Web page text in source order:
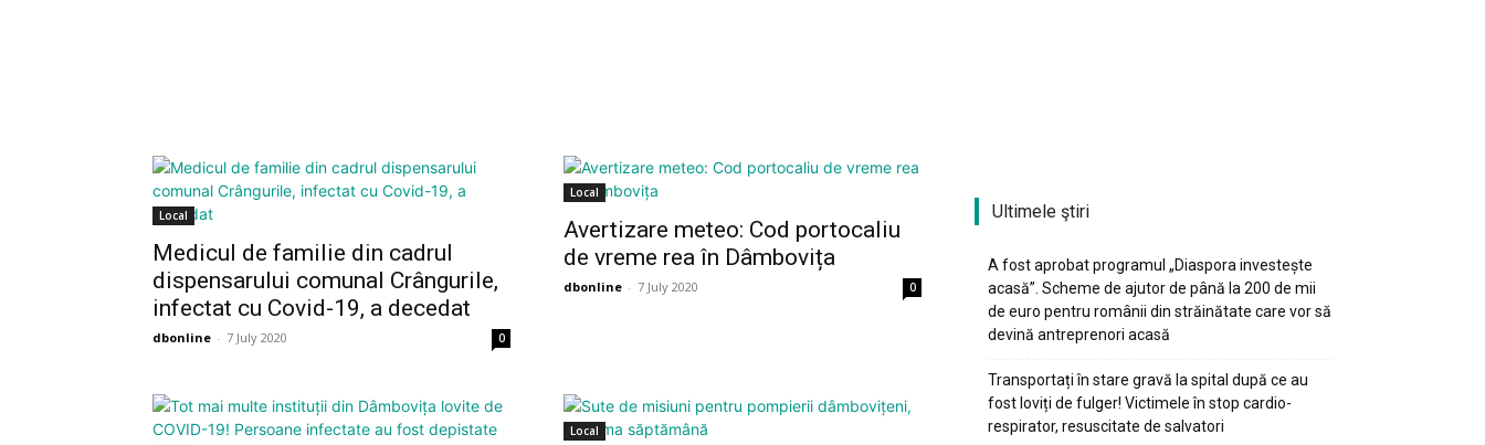
Local
Medicul de familie din cadrul
dispensarului comunal Crângurile,
infectat cu Covid-19, a decedat
dbonline - 7 July 2020 0
Local
Avertizare meteo: Cod portocaliu
de vreme rea în Dâmbovița
dbonline - 7 July 2020 0
Local
Ultimele ştiri
A fost aprobat programul „Diaspora investește
acasă”. Scheme de ajutor de până la 200 de mii
de euro pentru românii din străinătate care vor să
devină antreprenori acasă
Transportați în stare gravă la spital după ce au
fost loviți de fulger! Victimele în stop cardio-
respirator, resuscitate de salvatori